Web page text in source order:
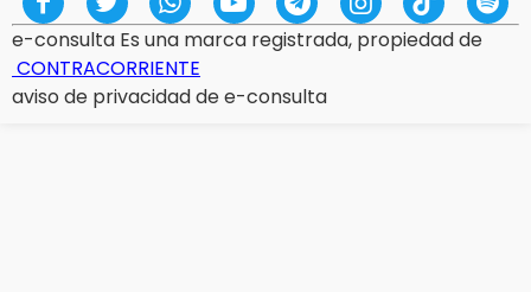
e-consulta Es una marca registrada, propiedad de
CONTRACORRIENTE
aviso de privacidad de e-consulta